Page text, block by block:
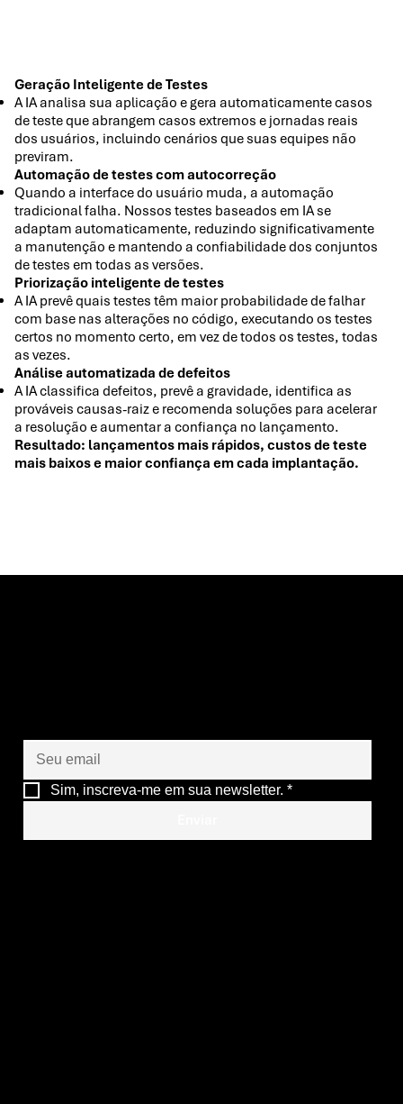
Geração Inteligente de Testes
A IA analisa sua aplicação e gera automaticamente casos
de teste que abrangem casos extremos e jornadas reais
dos usuários, incluindo cenários que suas equipes não
previram.
Automação de testes com autocorreção
Quando a interface do usuário muda, a automação
tradicional falha. Nossos testes baseados em IA se
adaptam automaticamente, reduzindo significativamente
a manutenção e mantendo a confiabilidade dos conjuntos
de testes em todas as versões.
Priorização inteligente de testes
A IA prevê quais testes têm maior probabilidade de falhar
com base nas alterações no código, executando os testes
certos no momento certo, em vez de todos os testes, todas
as vezes.
Análise automatizada de defeitos
A IA classifica defeitos, prevê a gravidade, identifica as
prováveis causas-raiz e recomenda soluções para acelerar
a resolução e aumentar a confiança no lançamento.
Resultado: lançamentos mais rápidos, custos de teste
mais baixos e maior confiança em cada implantação.
Sim, inscreva-me em sua newsletter. *